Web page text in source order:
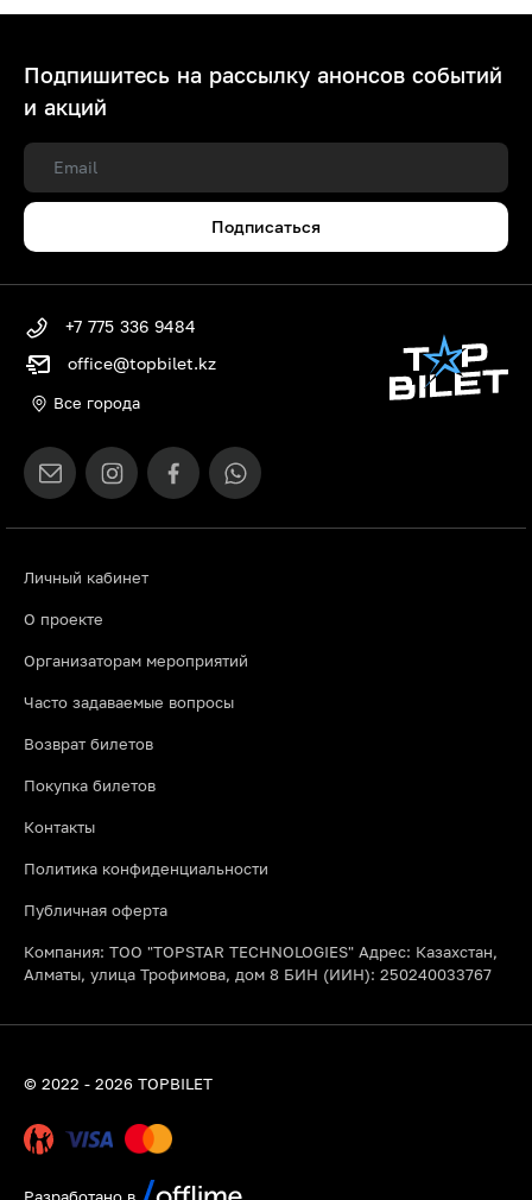
Подпишитесь на рассылку анонсов событий
и акций
Подписаться
Личный кабинет
О проекте
Организаторам мероприятий
Часто задаваемые вопросы
Возврат билетов
Покупка билетов
Контакты
Политика конфиденциальности
Публичная оферта
Компания: ТОО "TOPSTAR TECHNOLOGIES" Адрес: Казахстан,
Алматы, улица Трофимова, дом 8 БИН (ИИН): 250240033767
+7 775 336 9484
office@topbilet.kz
Все города
© 2022 - 2026 TOPBILET